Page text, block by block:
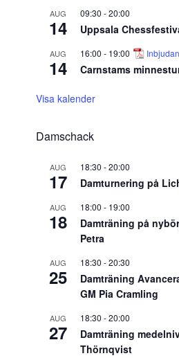
AUG
14
09:30 -20:00
Uppsala
AUG
14
16:00 - 19:00 Inbjudan
Carnstams
Visa kalender
Damschack
AUG
17
18:30 -20:00
Damturnering på
AUG
18
18:00 - 19:00
Damträning på
Petra
AUG
25
18:30 -20:30
Damträning
GM Pia Cramling
AUG
27
18:30 -20:00
Damträning
Thörnqvist